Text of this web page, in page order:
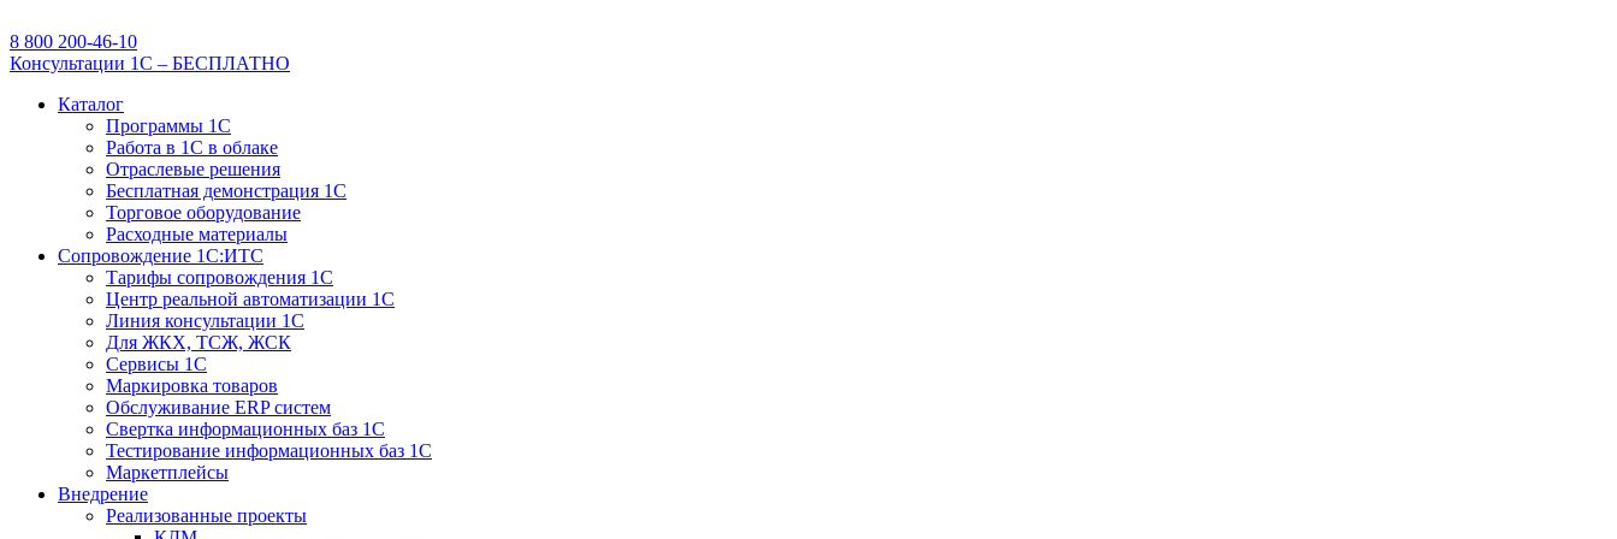
8 800 200-46-10
Консультации 1С – БЕСПЛАТНО
Каталог
Программы 1С
Работа в 1С в облаке
Отраслевые решения
Бесплатная демонстрация 1С
Торговое оборудование
Расходные материалы
Сопровождение 1С:ИТС
Тарифы сопровождения 1С
Центр реальной автоматизации 1С
Линия консультации 1С
Для ЖКХ, ТСЖ, ЖСК
Сервисы 1С
Маркировка товаров
Обслуживание ERP систем
Свертка информационных баз 1С
Тестирование информационных баз 1С
Маркетплейсы
Внедрение
Реализованные проекты